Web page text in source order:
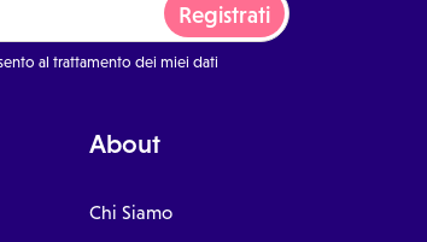
Registrati
al trattamento dei miei dati
About
Chi Siamo